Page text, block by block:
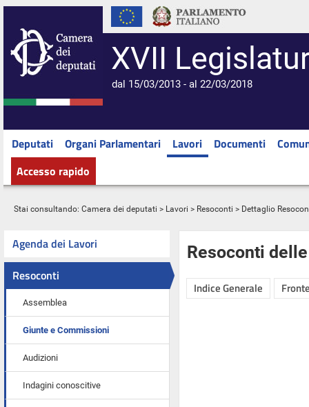
XVII
dal 15/03/2013 - al 22/03/2018
Deputati Organi Parlamentari Lavori Documenti
Accesso rapido
Stai consultando: Camera dei deputati > Lavori > Resoconti > Dettaglio
Agenda dei Lavori
Resoconti
Assemblea
Giunte e Commissioni
Audizioni
Indagini conoscitive
Resoconti
Indice Generale